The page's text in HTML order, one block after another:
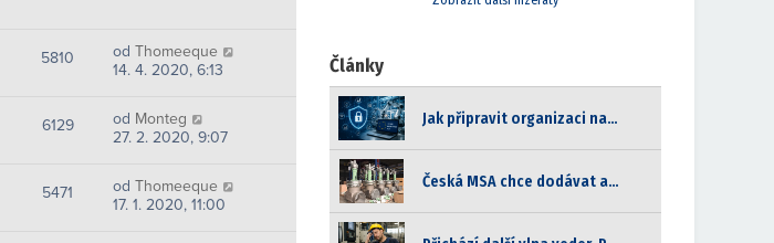
5810 od Thomeeque
14. 4. 2020, 6:13
6129 od Monteg
27. 2. 2020, 9:07
5471 od Thomeeque
17. 1. 2020, 11:00